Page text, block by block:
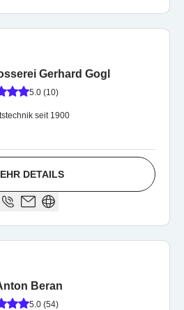
Gerhard Gogl
5.0 (10)
seit 1900
DETAILS
Beran
5.0 (54)